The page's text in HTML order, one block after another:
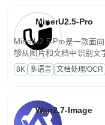
MinerU2.5-Pro
MinerU2.5-Pro是一款面
够从图片和文档中识别文
为便于存储、检索和二次
8K 多语言 文档处理/OCR
Wan2.7-Image